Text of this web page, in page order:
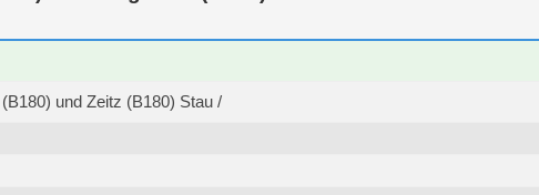
und Zeitz (B180) Stau /